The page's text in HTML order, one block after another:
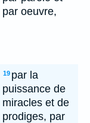
par oeuvre,
19 par la
puissance de
miracles et de
prodiges, par